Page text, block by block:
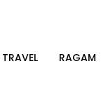
TRAVEL RAGAM